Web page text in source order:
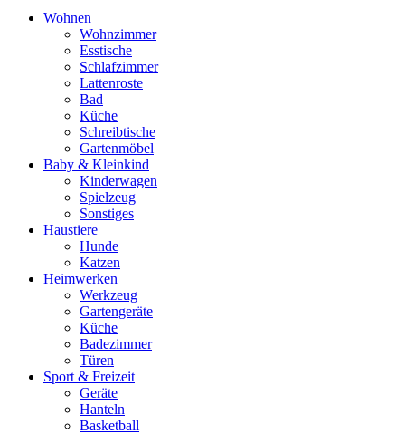
Wohnen
Wohnzimmer
Esstische
Schlafzimmer
Lattenroste
Bad
Küche
Schreibtische
Gartenmöbel
Baby & Kleinkind
Kinderwagen
Spielzeug
Sonstiges
Haustiere
Hunde
Katzen
Heimwerken
Werkzeug
Gartengeräte
Küche
Badezimmer
Türen
Sport & Freizeit
Geräte
Hanteln
Basketball